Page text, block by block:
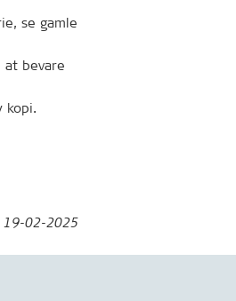
se gamle
bevare
kopi.
19-02-2025